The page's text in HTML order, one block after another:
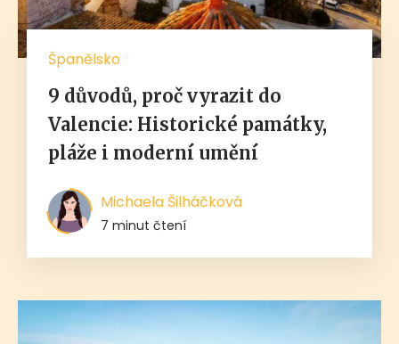
Španělsko
9 důvodů, proč vyrazit do
Valencie: Historické památky,
pláže i moderní umění
Michaela Šilháčková
7 minut čtení